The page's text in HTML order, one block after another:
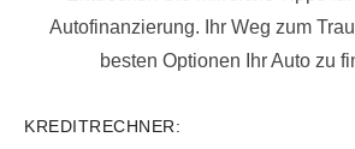
Autofinanzierung. Ihr Weg zum
besten Optionen Ihr Auto zu
KREDITRECHNER: